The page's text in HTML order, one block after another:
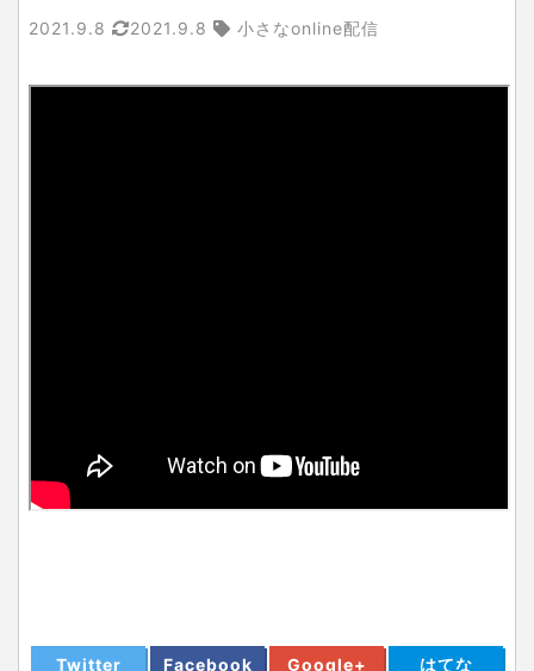
2021.9.8 2021.9.8 小さなonline配信
Twitter Facebook Google+ はてな